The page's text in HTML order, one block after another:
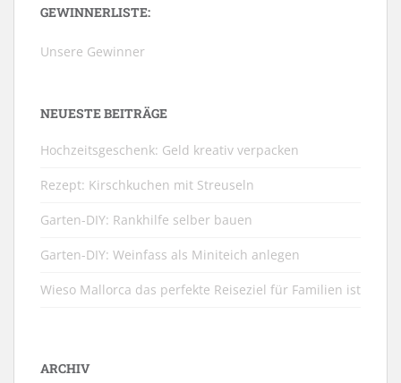
GEWINNERLISTE:
Unsere Gewinner
NEUESTE BEITRÄGE
Hochzeitsgeschenk: Geld kreativ verpacken
Rezept: Kirschkuchen mit Streuseln
Garten-DIY: Rankhilfe selber bauen
Garten-DIY: Weinfass als Miniteich anlegen
Wieso Mallorca das perfekte Reiseziel für Familien ist
ARCHIV